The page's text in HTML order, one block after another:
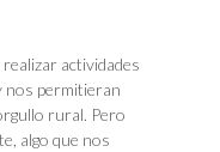
actividades
nos permitieran
rural. Pero
algo que nos